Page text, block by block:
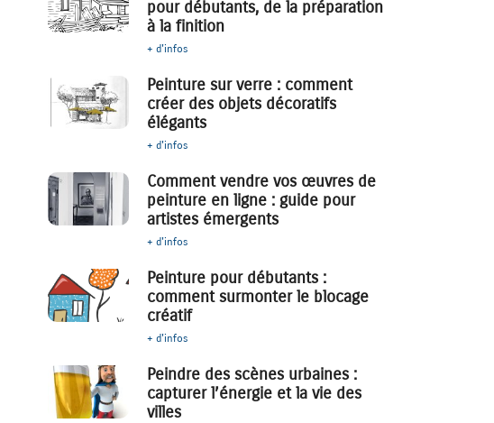
pour débutants, de la préparation
à la finition
+ d'infos
Peinture sur verre : comment
créer des objets décoratifs
élégants
+ d'infos
Comment vendre vos œuvres de
peinture en ligne : guide pour
artistes émergents
+ d'infos
Peinture pour débutants :
comment surmonter le blocage
créatif
+ d'infos
Peindre des scènes urbaines :
capturer l’énergie et la vie des
villes